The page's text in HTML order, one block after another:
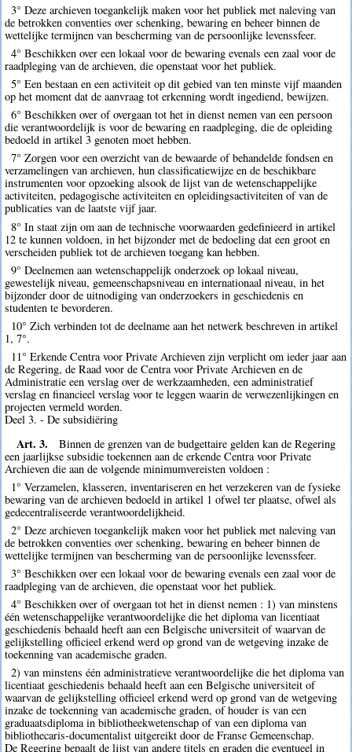
3° Deze archieven toegankelijk maken voor het publiek met naleving van
de betrokken conventies over schenking, bewaring en beheer binnen de
wettelijke termijnen van bescherming van de persoonlijke levenssfeer.
4° Beschikken over een lokaal voor de bewaring evenals een zaal voor de
raadpleging van de archieven, die openstaat voor het publiek.
5° Een bestaan en een activiteit op dit gebied van ten minste vijf maanden
op het moment dat de aanvraag tot erkenning wordt ingediend, bewijzen.
6° Beschikken over of overgaan tot het in dienst nemen van een persoon
die verantwoordelijk is voor de bewaring en raadpleging, die de opleiding
bedoeld in artikel 3 genoten moet hebben.
7° Zorgen voor een overzicht van de bewaarde of behandelde fondsen en
verzamelingen van archieven, hun classificatiewijze en de beschikbare
instrumenten voor opzoeking alsook de lijst van de wetenschappelijke
activiteiten, pedagogische activiteiten en opleidingsactiviteiten of van de
publicaties van de laatste vijf jaar.
8° In staat zijn om aan de technische voorwaarden gedefinieerd in artikel
12 te kunnen voldoen, in het bijzonder met de bedoeling dat een groot en
verscheiden publiek tot de archieven toegang kan hebben.
9° Deelnemen aan wetenschappelijk onderzoek op lokaal niveau,
gewestelijk niveau, gemeenschapsniveau en internationaal niveau, in het
bijzonder door de uitnodiging van onderzoekers in geschiedenis en
studenten te bevorderen.
10° Zich verbinden tot de deelname aan het netwerk beschreven in artikel
1, 7°.
11° Erkende Centra voor Private Archieven zijn verplicht om ieder jaar aan
de Regering, de Raad voor de Centra voor Private Archieven en de
Administratie een verslag over de werkzaamheden, een administratief
verslag en financieel verslag voor te leggen waarin de verwezenlijkingen en
projecten vermeld worden.
Deel 3. - De subsidiëring
Art. 3.
Binnen de grenzen van de budgettaire gelden kan de Regering
een jaarlijkse subsidie toekennen aan de erkende Centra voor Private
Archieven die aan de volgende minimumvereisten voldoen :
1° Verzamelen, klasseren, inventariseren en het verzekeren van de fysieke
bewaring van de archieven bedoeld in artikel 1 ofwel ter plaatse, ofwel als
gedecentraliseerde verantwoordelijkheid.
2° Deze archieven toegankelijk maken voor het publiek met naleving van
de betrokken conventies over schenking, bewaring en beheer binnen de
wettelijke termijnen van bescherming van de persoonlijke levenssfeer.
3° Beschikken over een lokaal voor de bewaring evenals een zaal voor de
raadpleging van de archieven, die openstaat voor het publiek.
4° Beschikken over of overgaan tot het in dienst nemen : 1) van minstens
één wetenschappelijke verantwoordelijke die het diploma van licentiaat
geschiedenis behaald heeft aan een Belgische universiteit of waarvan de
gelijkstelling officieel erkend werd op grond van de wetgeving inzake de
toekenning van academische graden.
2) van minstens één administratieve verantwoordelijke die het diploma van
licentiaat geschiedenis behaald heeft aan een Belgische universiteit of
waarvan de gelijkstelling officieel erkend werd op grond van de wetgeving
inzake de toekenning van academische graden, of houder is van een
graduaatsdiploma in bibliotheekwetenschap of van een diploma van
bibliothecaris-documentalist uitgereikt door de Franse Gemeenschap.
De Regering bepaalt de lijst van andere titels en graden die eventueel in